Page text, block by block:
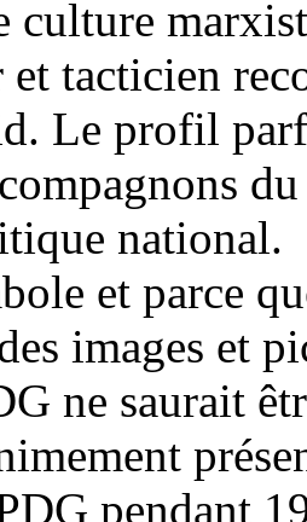
culture
tacticien
Le profil
national.
et parce
images et
ne saurait
pendant